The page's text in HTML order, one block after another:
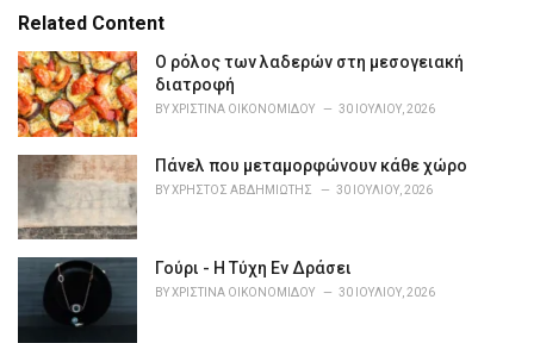
e
o
r
i
e
Related Content
Ο ρόλος των λαδερών στη μεσογειακή
διατροφή
BYΧΡΙΣΤΊΝΑ ΟΙΚΟΝΟΜΊΔΟΥ 30 ΙΟΥΛΊΟΥ, 2026
Πάνελ που μεταμορφώνουν κάθε χώρο
BYΧΡΉΣΤΟΣ ΑΒΔΗΜΙΏΤΗΣ 30 ΙΟΥΛΊΟΥ, 2026
Γούρι - Η Τύχη Εν Δράσει
BYΧΡΙΣΤΊΝΑ ΟΙΚΟΝΟΜΊΔΟΥ 30 ΙΟΥΛΊΟΥ, 2026